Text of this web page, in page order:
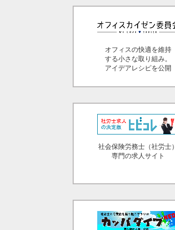
オフィスの快適を維持
する小さな取り組み。
アイデアレシピを公開
社会保険労務士（社労士）
専門の求人サイト